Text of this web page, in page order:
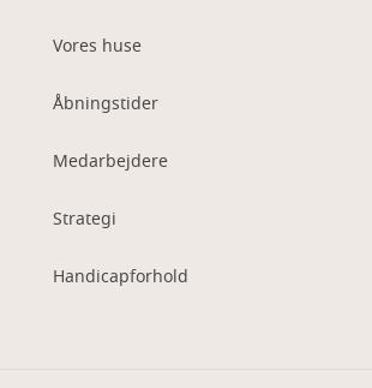
Vores huse
Åbningstider
Medarbejdere
Strategi
Handicapforhold